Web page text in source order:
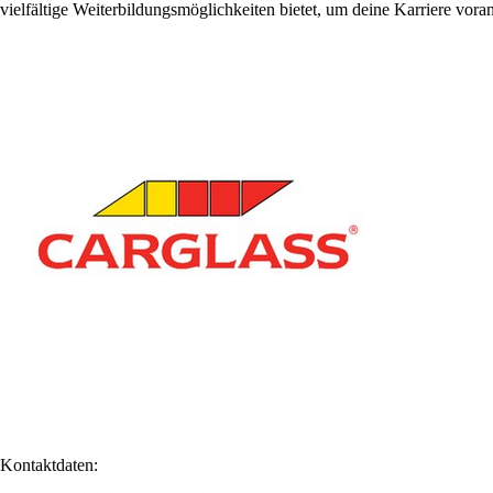
vielfältige Weiterbildungsmöglichkeiten bietet, um deine Karriere
Kontaktdaten: